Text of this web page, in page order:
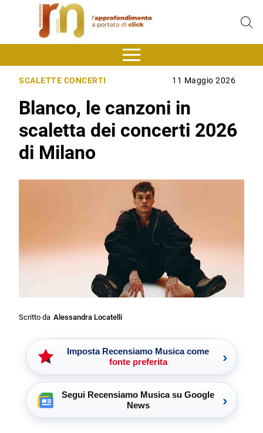
SCALETTE CONCERTI 11 Maggio 2026
Blanco, le canzoni in
scaletta dei concerti 2026
di Milano
Scritto da Alessandra Locatelli
Imposta Recensiamo Musica come
fonte preferita
›
Segui Recensiamo Musica su Google
News
›